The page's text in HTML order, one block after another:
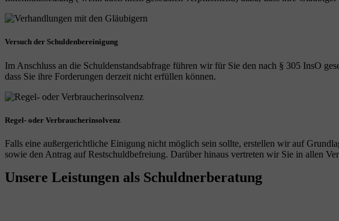
Versuch der Schuldenbereinigung
Im Anschluss an die Schuldenstandsabfrage führen wir für Sie den nach § 305 InsO
dass Sie ihre Forderungen derzeit nicht erfüllen können.
Regel- oder Verbraucherinsolvenz
Falls eine außergerichtliche Einigung nicht möglich sein sollte, erstellen wir auf
sowie den Antrag auf Restschuldbefreiung. Darüber hinaus vertreten wir Sie in allen
Unsere Leistungen als Schuldnerberatung